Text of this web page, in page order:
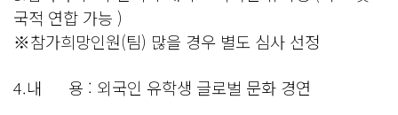
국적 연합 가능 )
※참가희망인원(팀) 많을 경우 별도 심사 선정
4.내 용 : 외국인 유학생 글로벌 문화 경연